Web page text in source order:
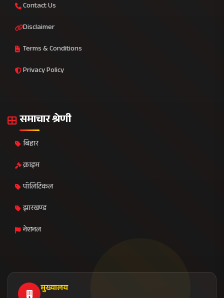
Contact Us
Disclaimer
Terms & Conditions
Privacy Policy
समाचार श्रेणी
बिहार
क्राइम
पॉलिटिकल
झारखण्ड
नेशनल
मुख्यालय